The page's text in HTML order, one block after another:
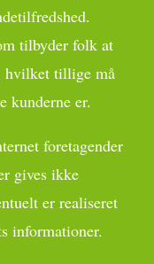
tilbyder folk at
hvilket tillige må
kunderne er.
foretagender
gives ikke
er realiseret
informationer.